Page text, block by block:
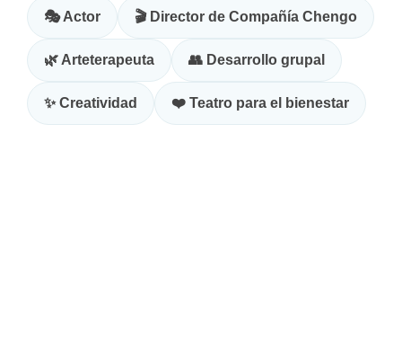
🎭 Actor 🎬 Director de Compañía Chengo
🌿 Arteterapeuta 👥 Desarrollo grupal
✨ Creatividad ❤️ Teatro para el bienestar